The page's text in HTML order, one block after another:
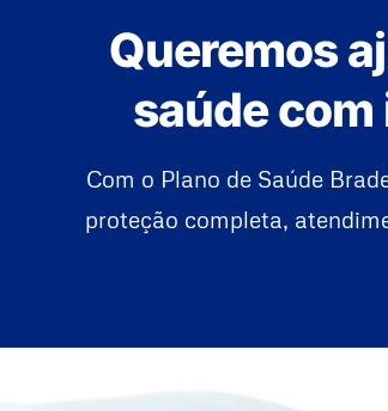
Queremos
saúde
Com o Plano de Saúde
proteção completa,